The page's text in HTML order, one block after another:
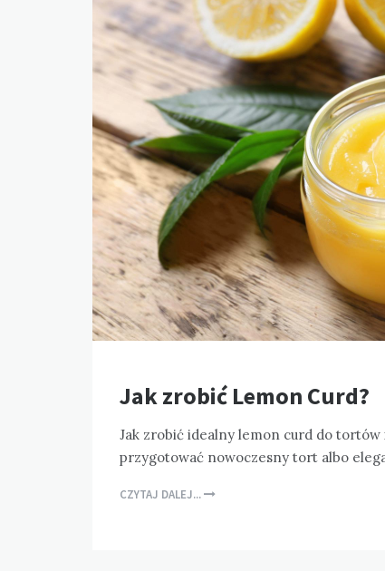
Jak zrobić Lemon Curd?
Jak zrobić idealny lemon curd do
przygotować nowoczesny tort albo
CZYTAJ DALEJ...